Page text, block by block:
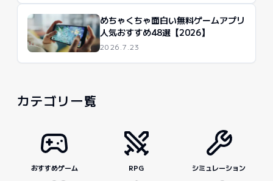
めちゃくちゃ面白い無料ゲームアプリ
人気おすすめ48選【2026】
2026.7.23
カテゴリ一覧
おすすめゲーム RPG シミュレーション